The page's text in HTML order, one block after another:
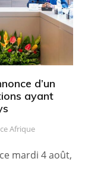
d’un
ayant
Afrique
mardi 4 août,